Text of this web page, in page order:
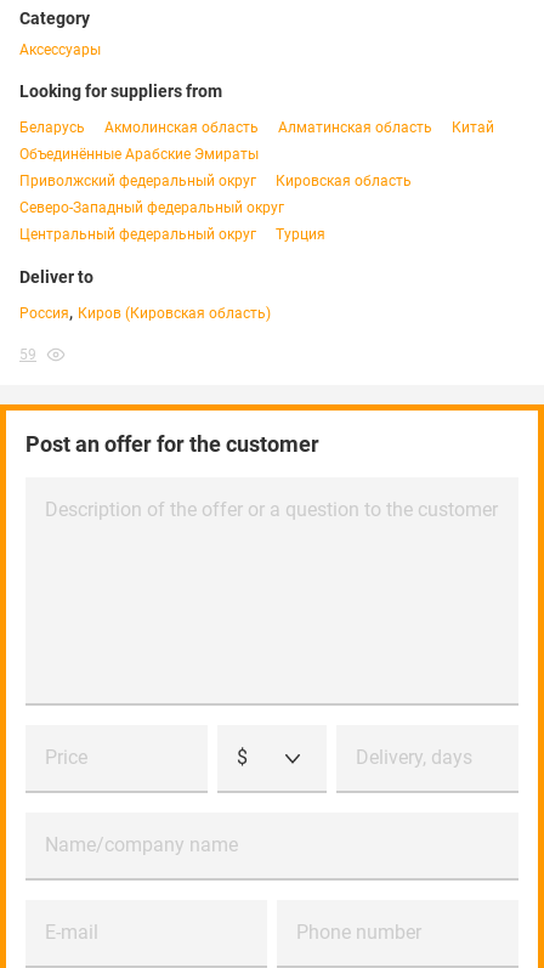
Category
Аксессуары
Looking for suppliers from
Беларусь Акмолинская область Алматинская область
Китай
Объединённые Арабские Эмираты
Приволжский федеральный округ
Кировская область
Северо-Западный федеральный округ
Центральный федеральный округ
Турция
Deliver to
Россия, Киров (Кировская область)
59
Post an offer for the customer
Description of the offer or a question to the customer
Price $ Delivery, days
Name/company name
E-mail Phone number